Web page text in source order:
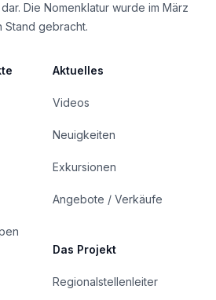
Die Nomenklatur wurde im März
Stand gebracht.
Aktuelles
Videos
Neuigkeiten
Exkursionen
Angebote / Verkäufe
Das Projekt
Regionalstellenleiter